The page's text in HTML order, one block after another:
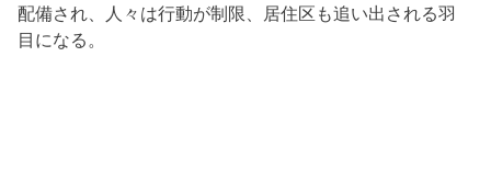
配備され、人々は行動が制限、居住区も追い出される羽
目になる。